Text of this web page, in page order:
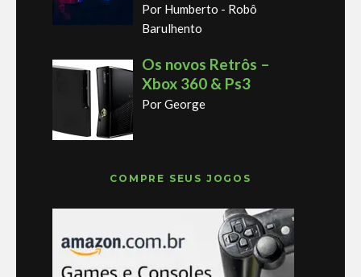
Por Humberto - Robô
Barulhento
Os novos Retrôs –
Xbox 360 & Ps3
Por George
COMPRE SEUS JOGOS